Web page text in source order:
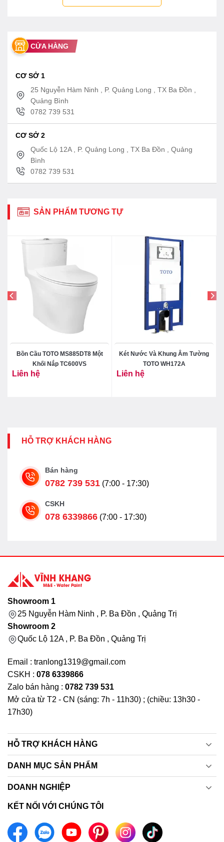
CỬA HÀNG
CƠ SỞ 1
25 Nguyễn Hàm Ninh , P. Quảng Long , TX Ba Đồn ,
Quảng Bình
0782 739 531
CƠ SỞ 2
Quốc Lộ 12A , P. Quảng Long , TX Ba Đồn , Quảng
Bình
0782 739 531
SẢN PHẨM TƯƠNG TỰ
Bồn Cầu TOTO MS885DT8 Một
Khối Nắp TC600VS
Liên hệ
Két Nước Và Khung Âm Tường
TOTO WH172A
Liên hệ
HỖ TRỢ KHÁCH HÀNG
Bán hàng
0782 739 531 (7:00 - 17:30)
CSKH
078 6339866 (7:00 - 17:30)
Showroom 1
25 Nguyễn Hàm Ninh , P. Ba Đồn , Quảng Trị
Showroom 2
Quốc Lộ 12A , P. Ba Đồn , Quảng Trị
Email : tranlong1319@gmail.com
CSKH : 078 6339866
Zalo bán hàng : 0782 739 531
Mở cửa từ T2 - CN (sáng: 7h - 11h30) ; (chiều: 13h30 -
17h30)
HỖ TRỢ KHÁCH HÀNG
DANH MỤC SẢN PHẨM
DOANH NGHIỆP
KẾT NỐI VỚI CHÚNG TÔI